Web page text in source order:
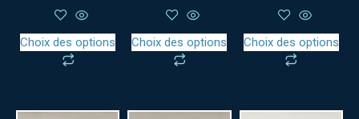
Choix des options Choix des options Choix des options